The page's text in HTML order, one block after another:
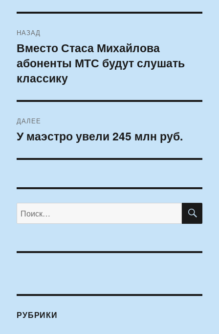
по
записям
НАЗАД
Предыдущая
запись:
Вместо Стаса Михайлова
абоненты МТС будут слушать
классику
ДАЛЕЕ
Следующая
У маэстро увели 245 млн руб.
Искать:
РУБРИКИ